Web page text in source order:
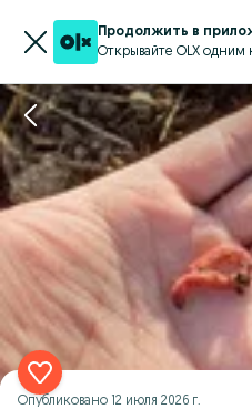
Продолжить в
Открывайте OLX одним
Опубликовано 12 июля 2026 г.